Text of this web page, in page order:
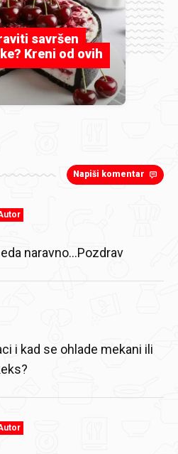
savršen
Kreni od ovih
Napiši komentar
naravno...Pozdrav
i kad se ohlade mekani ili